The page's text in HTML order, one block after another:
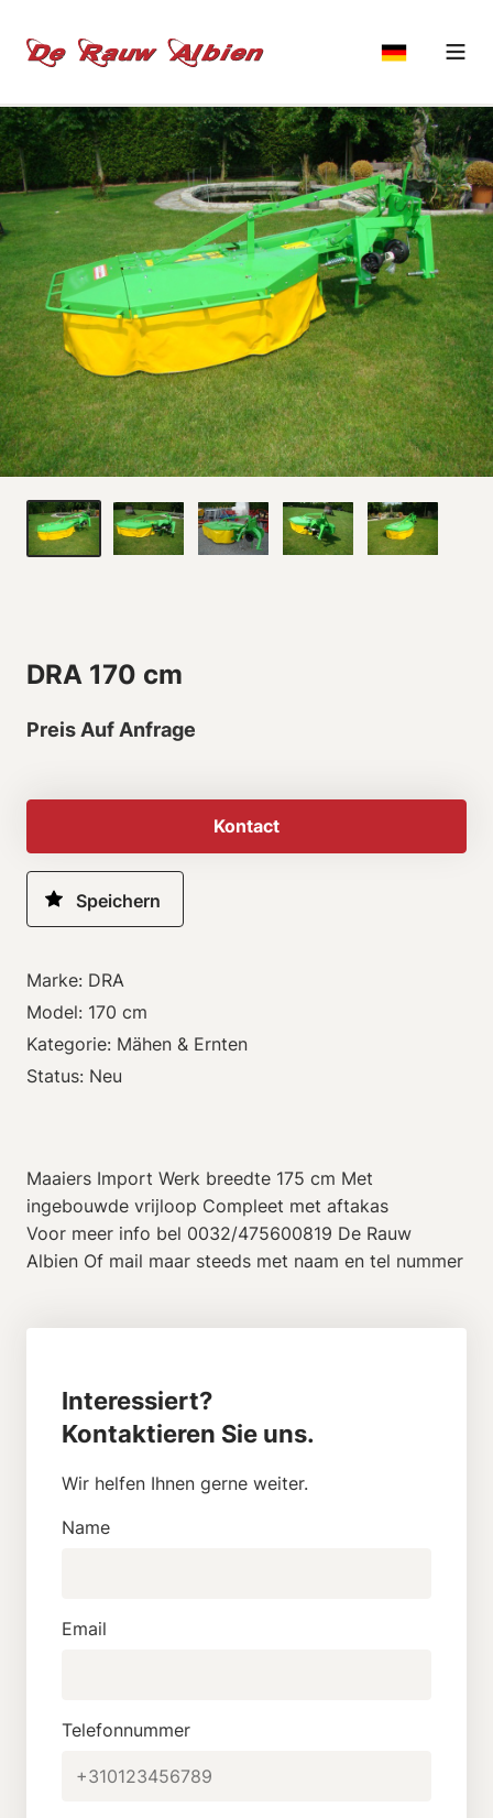
DRA 170 cm
Preis Auf Anfrage
Kontact
Marke: DRA
Model: 170 cm
Kategorie: Mähen & Ernten
Status: Neu
Maaiers Import Werk breedte 175 cm Met
ingebouwde vrijloop Compleet met aftakas
Voor meer info bel 0032/475600819 De Rauw
Albien Of mail maar steeds met naam en tel nummer
Interessiert?
Kontaktieren Sie uns.
Wir helfen Ihnen gerne weiter.
Name
Email
Telefonnummer